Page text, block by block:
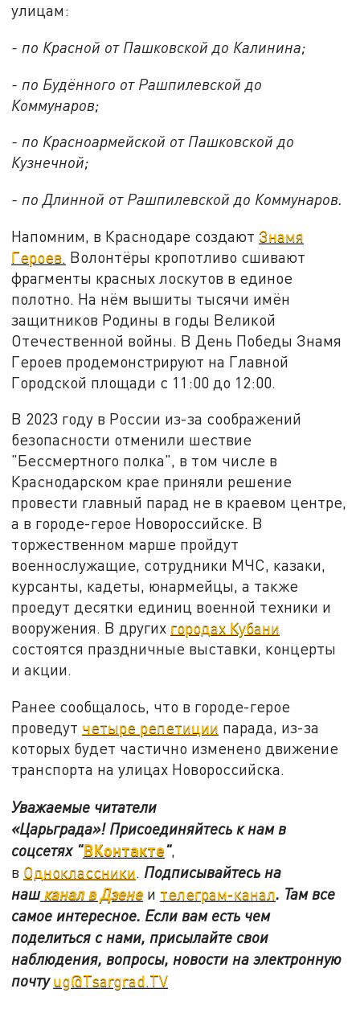
улицам:
- по Красной от Пашковской до Калинина;
- по Будённого от Рашпилевской до
Коммунаров;
- по Красноармейской от Пашковской до
Кузнечной;
- по Длинной от Рашпилевской до Коммунаров.
Напомним, в Краснодаре создают Знамя
Героев. Волонтёры кропотливо сшивают
фрагменты красных лоскутов в единое
полотно. На нём вышиты тысячи имён
защитников Родины в годы Великой
Отечественной войны. В День Победы Знамя
Героев продемонстрируют на Главной
Городской площади с 11:00 до 12:00.
В 2023 году в России из-за соображений
безопасности отменили шествие
"Бессмертного полка", в том числе в
Краснодарском крае приняли решение
провести главный парад не в краевом центре,
а в городе-герое Новороссийске. В
торжественном марше пройдут
военнослужащие, сотрудники МЧС, казаки,
курсанты, кадеты, юнармейцы, а также
проедут десятки единиц военной техники и
вооружения. В других городах Кубани
состоятся праздничные выставки, концерты
и акции.
Ранее сообщалось, что в городе-герое
проведут четыре репетиции парада, из-за
которых будет частично изменено движение
транспорта на улицах Новороссийска.
Уважаемые читатели
«Царьграда»! Присоединяйтесь к нам в
соцсетях "ВКонтакте",
в Одноклассники. Подписывайтесь на
нашканал в Дзене и телеграм-канал. Там все
самое интересное. Если вам есть чем
поделиться с нами, присылайте свои
наблюдения, вопросы, новости на электронную
почтуug@Tsargrad.TV